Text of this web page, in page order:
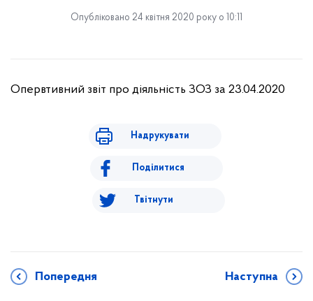
Опубліковано 24 квітня 2020 року о 10:11
Опервтивний звіт про діяльність ЗОЗ за 23.04.2020
Надрукувати
Поділитися
Твітнути
Попередня Наступна